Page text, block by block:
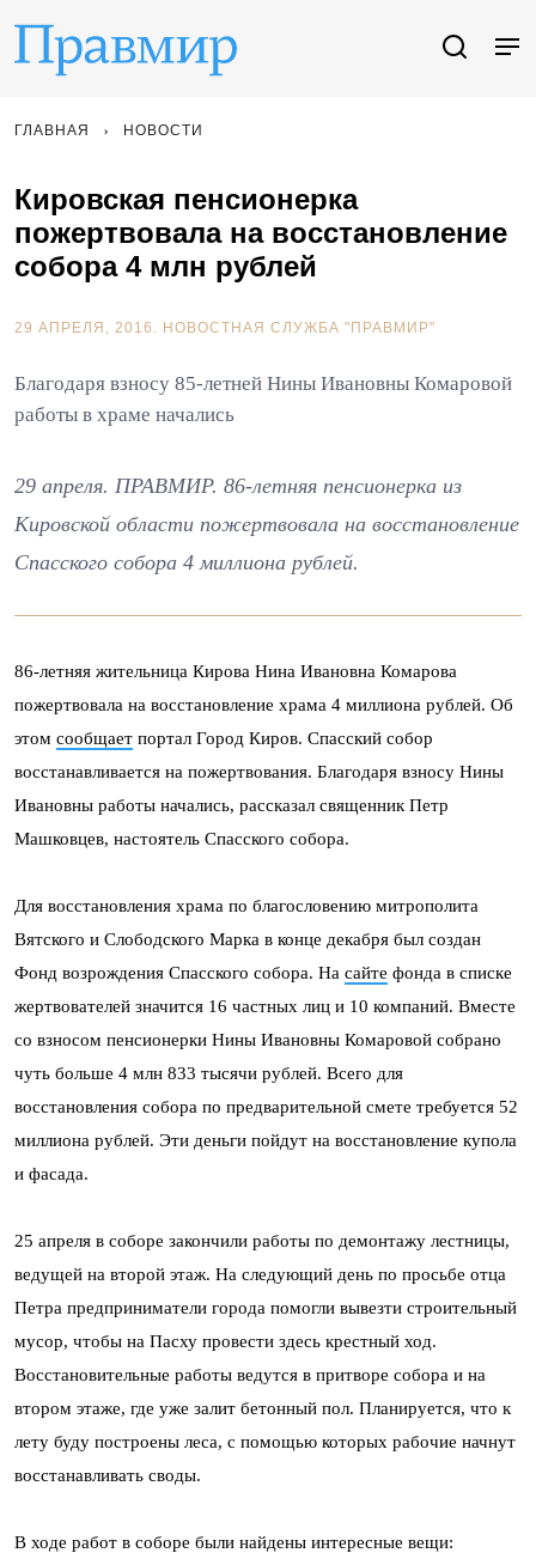
ГЛАВНАЯ НОВОСТИ
Кировская пенсионерка
пожертвовала на восстановление
собора 4 млн рублей
29 АПРЕЛЯ, 2016. НОВОСТНАЯ СЛУЖБА "ПРАВМИР"
Благодаря взносу 85-летней Нины Ивановны Комаровой
работы в храме начались
29 апреля. ПРАВМИР. 86-летняя пенсионерка из
Кировской области пожертвовала на восстановление
Спасского собора 4 миллиона рублей.
86-летняя жительница Кирова Нина Ивановна Комарова
пожертвовала на восстановление храма 4 миллиона рублей. Об
этом сообщает портал Город Киров. Спасский собор
восстанавливается на пожертвования. Благодаря взносу Нины
Ивановны работы начались, рассказал священник Петр
Машковцев, настоятель Спасского собора.
Для восстановления храма по благословению митрополита
Вятского и Слободского Марка в конце декабря был создан
Фонд возрождения Спасского собора. На сайте фонда в списке
жертвователей значится 16 частных лиц и 10 компаний. Вместе
со взносом пенсионерки Нины Ивановны Комаровой собрано
чуть больше 4 млн 833 тысячи рублей. Всего для
восстановления собора по предварительной смете требуется 52
миллиона рублей. Эти деньги пойдут на восстановление купола
и фасада.
25 апреля в соборе закончили работы по демонтажу лестницы,
ведущей на второй этаж. На следующий день по просьбе отца
Петра предприниматели города помогли вывезти строительный
мусор, чтобы на Пасху провести здесь крестный ход.
Восстановительные работы ведутся в притворе собора и на
втором этаже, где уже залит бетонный пол. Планируется, что к
лету буду построены леса, с помощью которых рабочие начнут
восстанавливать своды.
В ходе работ в соборе были найдены интересные вещи: